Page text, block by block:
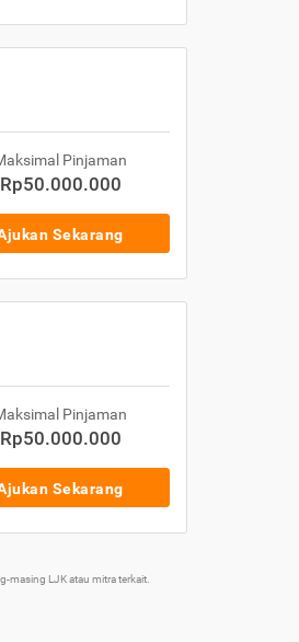
Pinjaman
Rp50.000.000
Sekarang
Pinjaman
Rp50.000.000
Sekarang
masing LJK atau mitra terkait.